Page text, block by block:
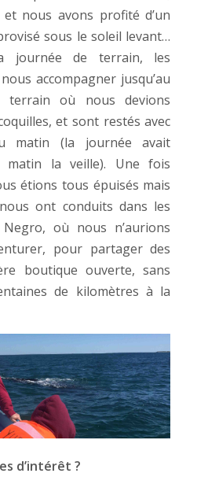
nous avons profité d’un
sous le soleil levant…
journée de terrain, les
accompagner jusqu’au
terrain où nous devions
et sont restés avec
matin (la journée avait
matin la veille). Une fois
étions tous épuisés mais
ont conduits dans les
où nous n’aurions
pour partager des
boutique ouverte, sans
de kilomètres à la
d’intérêt ?